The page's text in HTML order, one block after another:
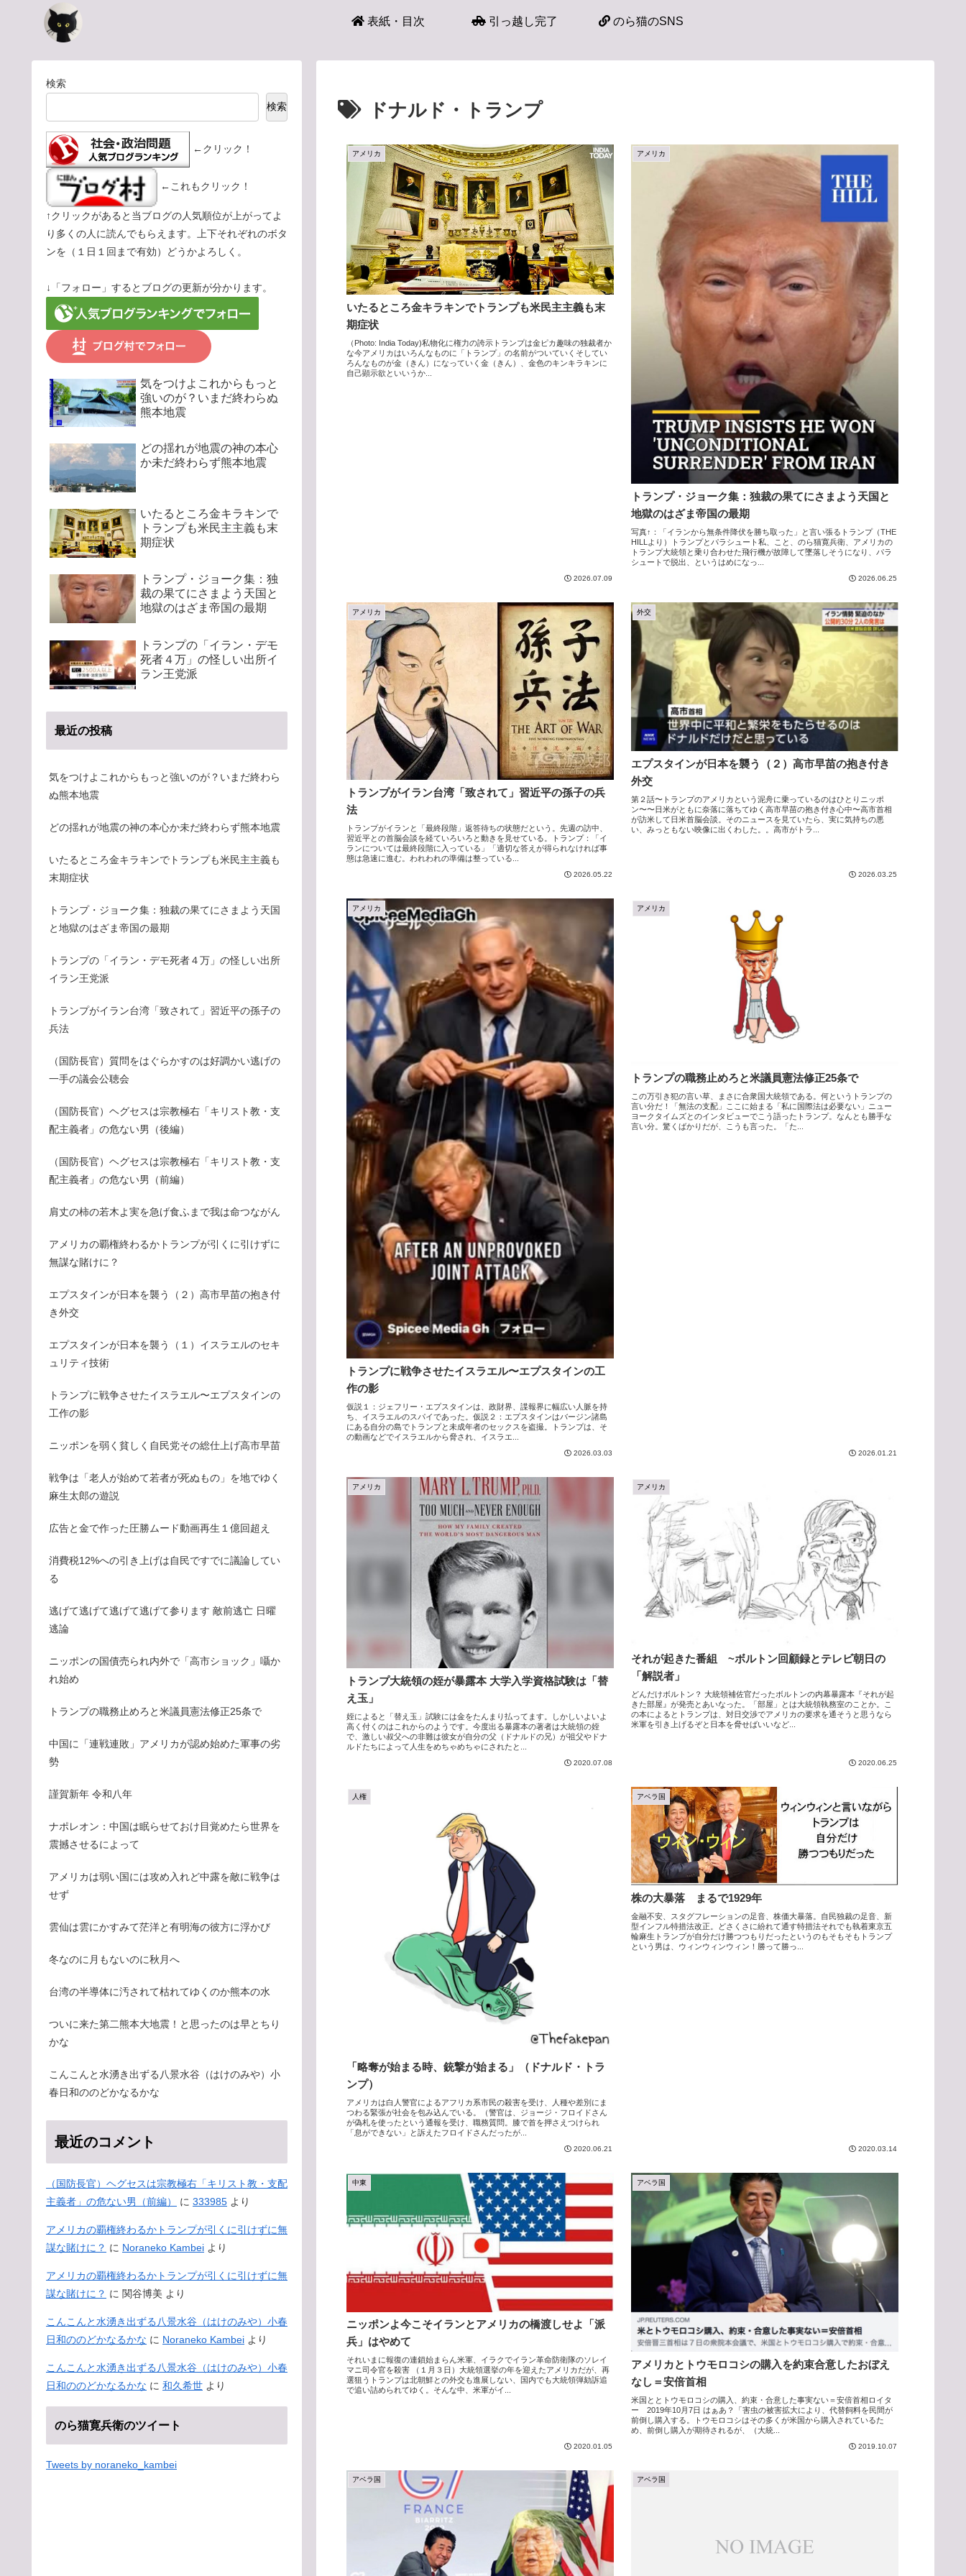
表紙・目次 引っ越し完了 のら猫のSNS
ドナルド・トランプ
アメリカ
いたるところ金キラキンでトランプも米民主主義も末
期症状
（Photo: India Today)私物化に権力の誇示トランプは金ピカ趣味の独裁者か
な今アメリカはいろんなものに「トランプ」の名前がついていくそしてい
ろんなものが金（きん）になっていく金（きん）、金色のキンキラキンに
自己顕示欲といいうか...
2026.07.09
アメリカ
トランプ・ジョーク集：独裁の果てにさまよう天国と
地獄のはざま帝国の最期
写真↑：「イランから無条件降伏を勝ち取った」と言い張るトランプ（THE
HILLより）トランプとパラシュート私、こと、のら猫寛兵衛、アメリカの
トランプ大統領と乗り合わせた飛行機が故障して墜落しそうになり、パラ
シュートで脱出、というはめになっ...
2026.06.25
アメリカ
トランプがイラン台湾「致されて」習近平の孫子の兵
法
トランプがイランと「最終段階」返答待ちの状態だという。先週の訪中、
習近平との首脳会談を経ていろいろと動きを見せている。トランプ：「イ
ランについては最終段階に入っている」「適切な答えが得られなければ事
態は急速に進む。われわれの準備は整っている...
2026.05.22
外交
エプスタインが日本を襲う（２）高市早苗の抱き付き
外交
第２話〜トランプのアメリカという泥舟に乗っているのはひとりニッポ
ン〜〜日米がともに奈落に落ちてゆく高市早苗の抱き付き心中〜高市首相
が訪米して日米首脳会談。そのニュースを見ていたら、実に気持ちの悪
い、みっともない映像に出くわした。。高市がトラ...
2026.03.25
アメリカ
トランプに戦争させたイスラエル〜エプスタインの工
作の影
仮説１：ジェフリー・エプスタインは、政財界、諜報界に幅広い人脈を持
ち、イスラエルのスパイであった。仮説２：エプスタインはバージン諸島
にある自分の島でトランプと未成年者のセックスを盗撮。トランプは、そ
の動画などでイスラエルから脅され、イスラエ...
2026.03.03
アメリカ
トランプの職務止めろと米議員憲法修正25条で
この万引き犯の言い草、まさに合衆国大統領である。何というトランプの
言い分だ！「無法の支配」ここに始まる「私に国際法は必要ない」ニュー
ヨークタイムズとのインタビューでこう語ったトランプ。なんとも勝手な
言い分。驚くばかりだが、こうも言った。「た...
2026.01.21
アメリカ
トランプ大統領の姪が暴露本 大学入学資格試験は「替
え玉」
姪によると「替え玉」試験には金をたんまり払ってます。しかしいよいよ
高く付くのはこれからのようです。今度出る暴露本の著者は大統領の姪
で、激しい叔父への非難は彼女が自分の父（ドナルドの兄）が祖父やドナ
ルドたちによって人生をめちゃめちゃにされたと...
2020.07.08
アメリカ
それが起きた番組 ~ボルトン回顧録とテレビ朝日の
「解説者」
どんだけボルトン？ 大統領補佐官だったボルトンの内幕暴露本『それが起
きた部屋』が発売とあいなった。「部屋」とは大統領執務室のことか。こ
の本によるとトランプは、対日交渉でアメリカの要求を通そうと思うなら
米軍を引き上げるぞと日本を脅せばいいなど...
2020.06.25
人権
「略奪が始まる時、銃撃が始まる」（ドナルド・トラ
ンプ）
アメリカは白人警官によるアフリカ系市民の殺害を受け、人種や差別にま
つわる緊張が社会を包み込んでいる。（警官は、ジョージ・フロイドさん
が偽札を使ったという通報を受け、職務質問。膝で首を押さえつけられ
「息ができない」と訴えたフロイドさんだったが...
2020.06.21
アベラ国
株の大暴落 まるで1929年
金融不安、スタグフレーションの足音、株価大暴落。自民独裁の足音、新
型インフル特措法改正。どさくさに紛れて通す特措法それでも執着東京五
輪麻生トランプが自分だけ勝つつもりだったというのもそもそもトランプ
という男は、ウィンウィンウィン！勝って勝っ...
2020.03.14
中東
ニッポンよ今こそイランとアメリカの橋渡しせよ「派
兵」はやめて
それいまに報復の連鎖始まらん米軍、イラクでイラン革命防衛隊のソレイ
マニ司令官を殺害 （１月３日）大統領選挙の年を迎えたアメリカだが、再
選狙うトランプは北朝鮮との外交も進展しない、国内でも大統領弾劾訴追
で追い詰められてゆく。そんな中、米軍がイ...
2020.01.05
アベラ国
アメリカとトウモロコシの購入を約束合意したおぼえ
なし＝安倍首相
米国ととトウモロコシの購入、約束・合意した事実ない＝安倍首相ロイタ
ー 2019年10月7日 はぁあ？「害虫の被害拡大により、代替飼料を民間が
前倒し購入する。トウモロコシはその多くが米国から購入されているた
め、前倒し購入が期待されるが、（大統...
2019.10.07
アベラ国 アベラ国
検索
検索
←クリック！
←これもクリック！
↑クリックがあると当ブログの人気順位が上がってよ
り多くの人に読んでもらえます。上下それぞれのボタ
ンを（１日１回まで有効）どうかよろしく。
↓「フォロー」するとブログの更新が分かります。
気をつけよこれからもっと
強いのが？いまだ終わらぬ
熊本地震
どの揺れが地震の神の本心
か未だ終わらず熊本地震
いたるところ金キラキンで
トランプも米民主主義も末
期症状
トランプ・ジョーク集：独
裁の果てにさまよう天国と
地獄のはざま帝国の最期
トランプの「イラン・デモ
死者４万」の怪しい出所イ
ラン王党派
最近の投稿
気をつけよこれからもっと強いのが？いまだ終わら
ぬ熊本地震
どの揺れが地震の神の本心か未だ終わらず熊本地震
いたるところ金キラキンでトランプも米民主主義も
末期症状
トランプ・ジョーク集：独裁の果てにさまよう天国
と地獄のはざま帝国の最期
トランプの「イラン・デモ死者４万」の怪しい出所
イラン王党派
トランプがイラン台湾「致されて」習近平の孫子の
兵法
（国防長官）質問をはぐらかすのは好調かい逃げの
一手の議会公聴会
（国防長官）ヘグセスは宗教極右「キリスト教・支
配主義者」の危ない男（後編）
（国防長官）ヘグセスは宗教極右「キリスト教・支
配主義者」の危ない男（前編）
肩丈の柿の若木よ実を急げ食ふまで我は命つながん
アメリカの覇権終わるかトランプが引くに引けずに
無謀な賭けに？
エプスタインが日本を襲う（２）高市早苗の抱き付
き外交
エプスタインが日本を襲う（１）イスラエルのセキ
ュリティ技術
トランプに戦争させたイスラエル〜エプスタインの
工作の影
ニッポンを弱く貧しく自民党その総仕上げ高市早苗
戦争は「老人が始めて若者が死ぬもの」を地でゆく
麻生太郎の遊説
広告と金で作った圧勝ムード動画再生１億回超え
消費税12%への引き上げは自民ですでに議論してい
る
逃げて逃げて逃げて逃げて参ります 敵前逃亡 日曜
逃論
ニッポンの国債売られ内外で「高市ショック」囁か
れ始め
トランプの職務止めろと米議員憲法修正25条で
中国に「連戦連敗」アメリカが認め始めた軍事の劣
勢
謹賀新年 令和八年
ナポレオン：中国は眠らせておけ目覚めたら世界を
震撼させるによって
アメリカは弱い国には攻め入れど中露を敵に戦争は
せず
雲仙は雲にかすみて茫洋と有明海の彼方に浮かび
冬なのに月もないのに秋月へ
台湾の半導体に汚されて枯れてゆくのか熊本の水
ついに来た第二熊本大地震！と思ったのは早とちり
かな
こんこんと水湧き出ずる八景水谷（はけのみや）小
春日和ののどかなるかな
最近のコメント
（国防長官）ヘグセスは宗教極右「キリスト教・支配
主義者」の危ない男（前編）
に 333985 より
アメリカの覇権終わるかトランプが引くに引けずに無
謀な賭けに？ に Noraneko Kambei より
アメリカの覇権終わるかトランプが引くに引けずに無
謀な賭けに？ に 関谷博美 より
こんこんと水湧き出ずる八景水谷（はけのみや）小春
日和ののどかなるかな に Noraneko Kambei より
こんこんと水湧き出ずる八景水谷（はけのみや）小春
日和ののどかなるかな に 和久希世 より
のら猫寛兵衛のツイート
Tweets by noraneko_kambei